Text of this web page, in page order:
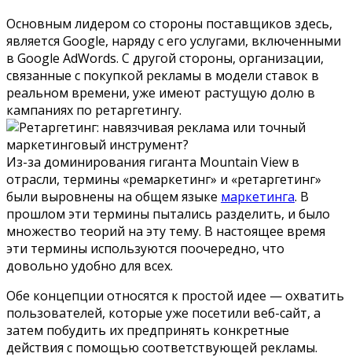
Основным лидером со стороны поставщиков здесь,
является Google, наряду с его услугами, включенными
в Google AdWords. С другой стороны, организации,
связанные с покупкой рекламы в модели ставок в
реальном времени, уже имеют растущую долю в
кампаниях по ретаргетингу.
Из-за доминирования гиганта Mountain View в
отрасли, термины «ремаркетинг» и «ретаргетинг»
были выровнены на общем языке маркетинга. В
прошлом эти термины пытались разделить, и было
множество теорий на эту тему. В настоящее время
эти термины используются поочередно, что
довольно удобно для всех.
Обе концепции относятся к простой идее — охватить
пользователей, которые уже посетили веб-сайт, а
затем побудить их предпринять конкретные
действия с помощью соответствующей рекламы.